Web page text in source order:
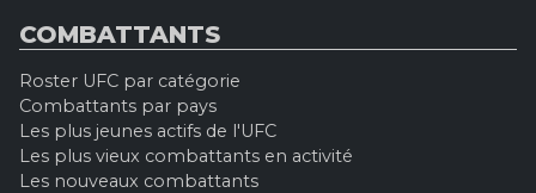
COMBATTANTS
Roster UFC par catégorie
Combattants par pays
Les plus jeunes actifs de l'UFC
Les plus vieux combattants en activité
Les nouveaux combattants